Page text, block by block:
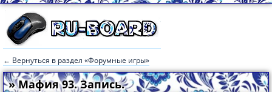
← Вернуться в раздел «Форумные игры»
» Мафия 93. Запись.